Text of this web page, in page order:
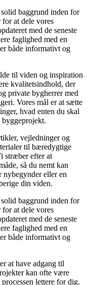
baggrund inden for
at dele vores
med de seneste
faglighed med en
både informativt og
til viden og inspiration
kvalitetsindhold, der
private bygherrer med
Vores mål er at sætte
hvad enten du skal
byggeprojekt.
vejledninger og
til bæredygtige
stræber efter at
så du nemt kan
nybegynder eller en
din viden.
baggrund inden for
at dele vores
med de seneste
faglighed med en
både informativt og
at have adgang til
kan ofte være
lettere for dig.